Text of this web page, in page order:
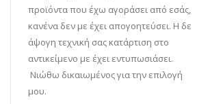
προϊόντα που έχω αγοράσει από εσάς,
κανένα δεν με έχει απογοητεύσει. Η δε
άψογη τεχνική σας κατάρτιση στο
αντικείμενο με έχει εντυπωσιάσει.
Νιώθω δικαιωμένος για την επιλογή
μου.